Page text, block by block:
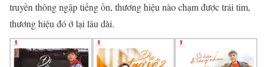
truyền thông ngập tiếng ồn, thương hiệu nào chạm được trái tim,
thương hiệu đó ở lại lâu dài.